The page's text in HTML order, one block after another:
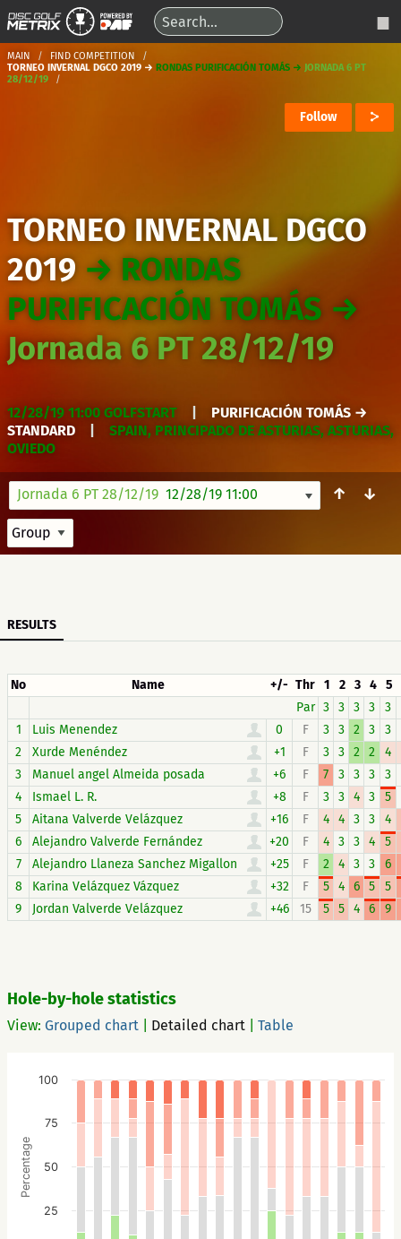
MAIN
FIND COMPETITION
TORNEO INVERNAL DGCO 2019 → RONDAS PURIFICACIÓN TOMÁS → JORNADA 6 PT
28/12/19
Follow
TORNEO INVERNAL DGCO
2019 → RONDAS
PURIFICACIÓN TOMÁS →
Jornada 6 PT 28/12/19
12/28/19 11:00 GOLFSTART
PURIFICACIÓN TOMÁS →
STANDARD
SPAIN, PRINCIPADO DE ASTURIAS, ASTURIAS,
OVIEDO
Jornada 6 PT 28/12/19 12/28/19 11:00 ↑ ↓
RESULTS
No Name +/- Thr 1 2 3 4 5
Par 3 3 3 3
3
1
Luis Menendez 0 F 3 3 2 3
3
2
Xurde Menéndez +1 F 3 3 2 2
4
3
Manuel angel Almeida posada +6 F 7 3 3 3
3
4
Ismael L. R. +8 F 3 3 4 3
5
5
Aitana Valverde Velázquez +16 F 4 4 3 3
4
6
Alejandro Valverde Fernández +20 F 4 3 3 4
5
7
Alejandro Llaneza Sanchez Migallon +25 F 2 4 3 3
6
8
Karina Velázquez Vázquez +32 F 5 4 6 5
5
9
Jordan Valverde Velázquez +46 15 5 5 4 6 9
Hole-by-hole statistics
View: Grouped chart Detailed chart Table
Percentage
25
50
75
100